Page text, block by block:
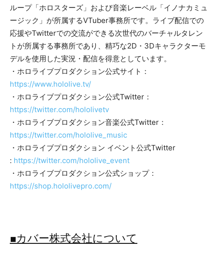
ループ「ホロスターズ」および音楽レーベル「イノナカミュ
ージック」が所属するVTuber事務所です。ライブ配信での
応援やTwitterでの交流ができる次世代のバーチャルタレン
トが所属する事務所であり、精巧な2D・3Dキャラクターモ
デルを使用した実況・配信を得意としています。
・ホロライブプロダクション公式サイト：
https://www.hololive.tv/
・ホロライブプロダクション公式Twitter：
https://twitter.com/hololivetv
・ホロライブプロダクション音楽公式Twitter：
https://twitter.com/hololive_music
・ホロライブプロダクション イベント公式Twitter
: https://twitter.com/hololive_event
・ホロライブプロダクション公式ショップ：
https://shop.hololivepro.com/
■カバー株式会社について